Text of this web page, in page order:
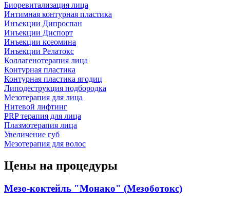
Биоревитализация лица
Интимная контурная пластика
Инъекции Дипроспан
Инъекции Диспорт
Инъекции ксеомина
Инъекции Релатокс
Коллагенотерапия лица
Контурная пластика
Контурная пластика ягодиц
Липодеструкция подбородка
Мезотерапия для лица
Нитевой лифтинг
PRP терапия для лица
Плазмотерапия лица
Увеличение губ
Мезотерапия для волос
Цены на процедуры
Мезо-коктейль "Монако" (Мезоботокс)